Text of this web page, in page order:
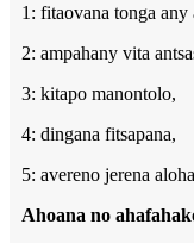
1: fitaovana tonga any
2: ampahany vita
3: kitapo manontolo,
4: dingana fitsapana,
5: avereno jerena
Ahoana no